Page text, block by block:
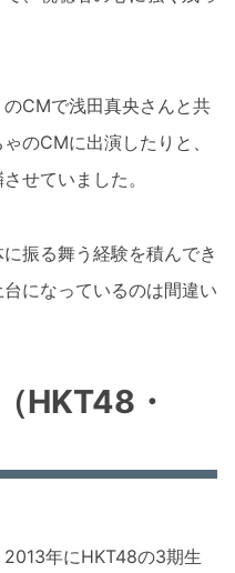
CMで浅田真央さんと共
のCMに出演したりと、
せていました。
振る舞う経験を積んでき
になっているのは間違い
HKT48・
年にHKT48の3期生